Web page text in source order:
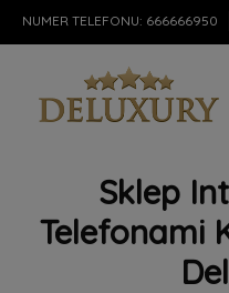
NUMER TELEFONU: 666666950
Sklep
Telefonami